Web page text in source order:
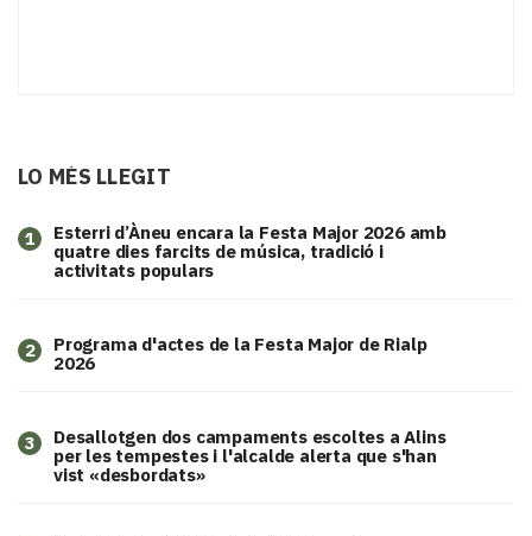
LO MÉS LLEGIT
1
Esterri d’Àneu encara la Festa Major 2026 amb
quatre dies farcits de música, tradició i
activitats populars
2
Programa d'actes de la Festa Major de Rialp
2026
3
​Desallotgen dos campaments escoltes a Alins
per les tempestes i l'alcalde alerta que s'han
vist «desbordats»